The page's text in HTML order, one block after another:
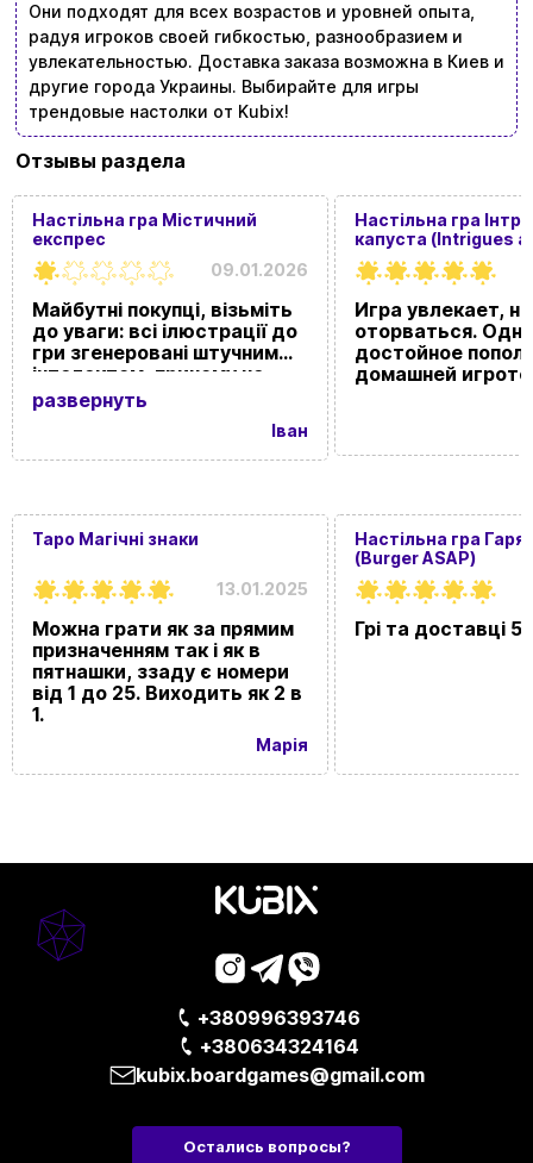
Они подходят для всех возрастов и уровней опыта,
радуя игроков своей гибкостью, разнообразием и
увлекательностью. Доставка заказа возможна в Киев и
другие города Украины. Выбирайте для игры
трендовые настолки от Kubix!
Отзывы раздела
Іван
09.01.2026
Настільна гра Містичний
експрес
Майбутні покупці, візьміть
до уваги: всі ілюстрації до
гри згенеровані штучним
інтелектом, причому не
дуже якісно :) Сам сюжет
повністю повторює вже
настільну гру "Містеріум".
справжніми художниками, і
неякісну підробку.
развернуть
Марія
13.01.2025
Таро Магічні знаки
Можна грати як за прямим
призначенням так і як в
пятнашки, ззаду є номери
від 1 до 25. Виходить як 2 в
1.
Настільна гра
капуста (Intrigues
cabbage)
Игра увлекает, не
оторваться.
достойное
домашней
Настільна гра
(Burger ASAP)
Грі та доставці 5
+380996393746
+380634324164
kubix.boardgames@gmail.com
Остались вопросы?